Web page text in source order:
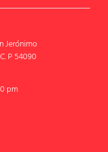
Jerónimo
P 54090
pm